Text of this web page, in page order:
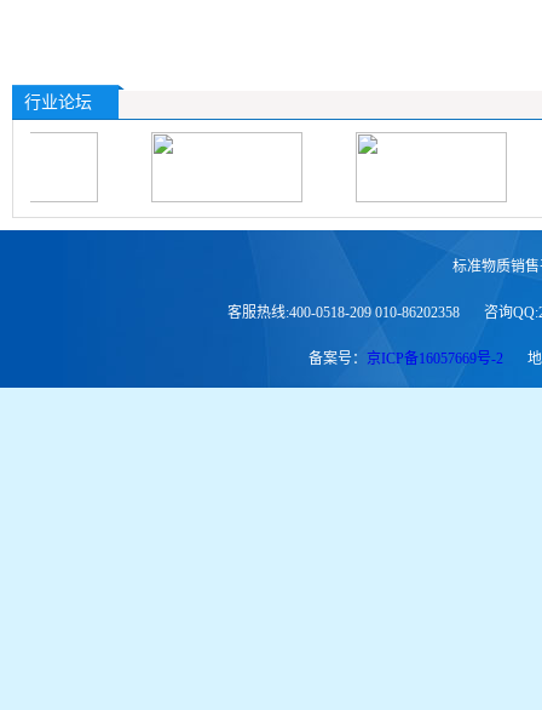
行业论坛
标准物质销
客服热线:400-0518-209 010-86202358 咨询
备案号：京ICP备16057669号-2